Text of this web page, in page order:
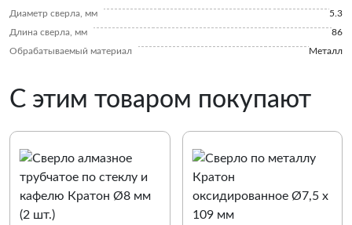
Диаметр сверла, мм
5.3
Длина сверла, мм
86
Обрабатываемый материал
Металл
С этим товаром покупают